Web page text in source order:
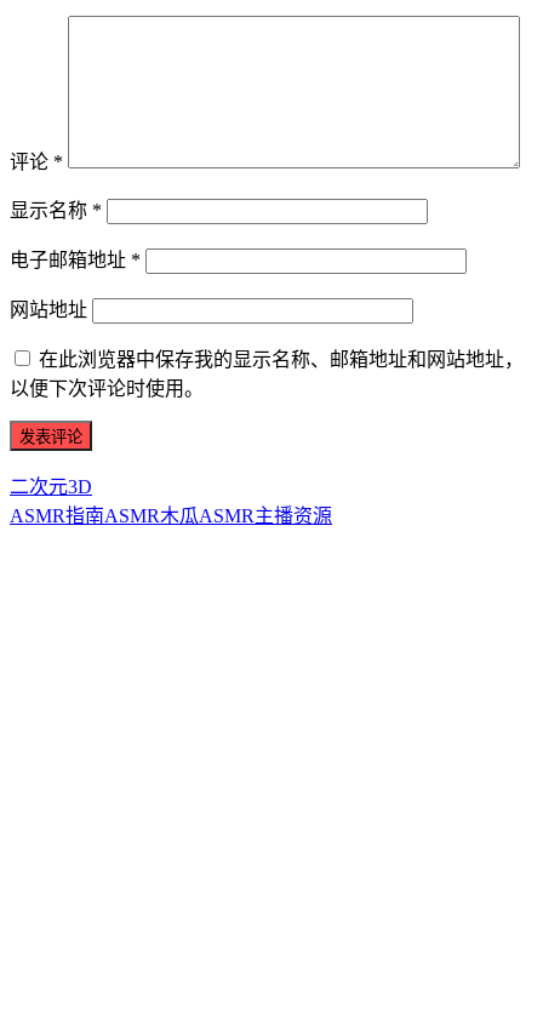
评论 *
显示名称 *
电子邮箱地址 *
网站地址
在此浏览器中保存我的显示名称、邮箱地址和网站地址，
以便下次评论时使用。
二次元3D
ASMR指南ASMR木瓜ASMR主播资源